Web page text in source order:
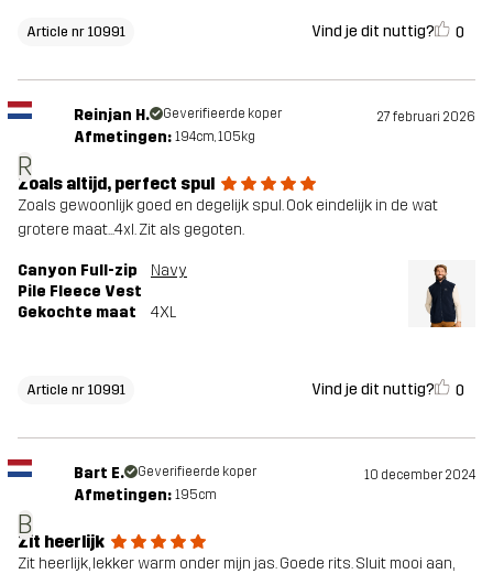
Article nr 10991 Vind je dit nuttig? 0
R
Reinjan H. Geverifieerde koper 27 februari 2026
Afmetingen: 194cm, 105kg
Zoals altijd, perfect spul
Zoals gewoonlijk goed en degelijk spul. Ook eindelijk in de wat
grotere maat...4xl. Zit als gegoten.
Canyon Full-zip
Pile Fleece Vest
Navy
Gekochte maat 4XL
Article nr 10991 Vind je dit nuttig? 0
B
Bart E. Geverifieerde koper 10 december 2024
Afmetingen: 195cm
Zit heerlijk
Zit heerlijk, lekker warm onder mijn jas. Goede rits. Sluit mooi aan,